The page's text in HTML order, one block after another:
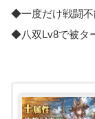
◆一度だけ戦闘不
◆八双Lv8で被タ